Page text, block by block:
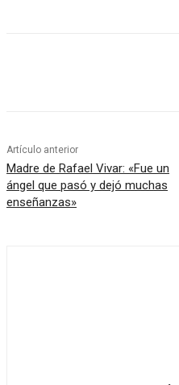
Artículo anterior
Madre de Rafael Vivar: «Fue un
ángel que pasó y dejó muchas
enseñanzas»